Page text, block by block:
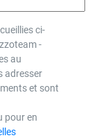
ci-
-
au
adresser
et sont
pour en